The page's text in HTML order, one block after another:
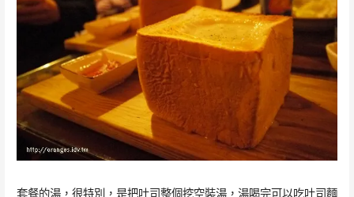
套餐的湯，很特別，是把吐司整個挖空裝湯，湯喝完可以吃吐司麵